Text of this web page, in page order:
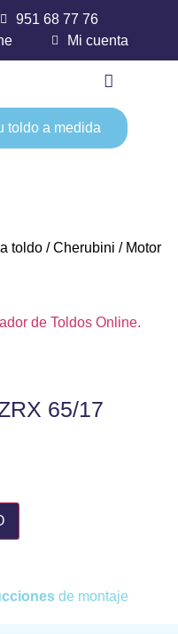
951 68 77 76
Mi cuenta
toldo a medida
toldo / Cherubini / Motor
de Toldos Online.
65/17
de montaje